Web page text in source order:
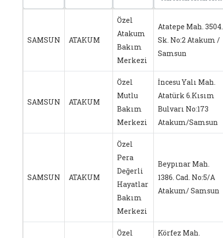
SAMSUN ATAKUM
Özel
Atakum
Bakım
Merkezi
Atatepe Mah. 3504.
Sk. No:2 Atakum /
Samsun
SAMSUN ATAKUM
Özel
Mutlu
Bakım
Merkezi
İncesu Yalı Mah.
Atatürk 6.Kısım
Bulvarı No:173
Atakum/Samsun
SAMSUN ATAKUM
Özel
Pera
Değerli
Hayatlar
Bakım
Merkezi
Beypınar Mah.
1386. Cad. No:5/A
Atakum/ Samsun
Özel
Körfez Mah.